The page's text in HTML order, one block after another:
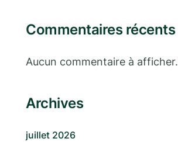
Commentaires récents
Aucun commentaire à afficher.
Archives
juillet 2026